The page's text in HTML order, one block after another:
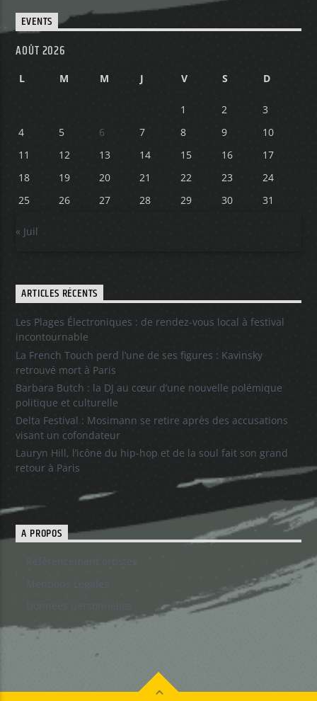
EVENTS
AOÛT 2026
L M M J V S D
1 2
3
4
5 6 7 8 9
10
11
12 13 14 15 16
17
18
19 20 21 22 23
24
25
26 27 28 29 30 31
« Juil
ARTICLES RÉCENTS
Les Plages Électroniques : de rendez-vous local à festival
incontournable
La French Touch perd l’une de ses figures : Kavinsky
retrouvé mort à Paris
Barbara Butch : la DJ au cœur d’une nouvelle polémique
politique et culturelle
Delta Festival : Mosimann se retire après des accusations
visant un cofondateur
Lauryn Hill, l’icône du hip-hop et de la soul fait son grand
retour à Paris
A PROPOS